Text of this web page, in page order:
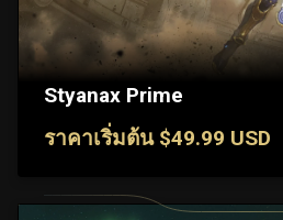
Styanax Prime
ราคาเริ่มต้น $49.99 USD